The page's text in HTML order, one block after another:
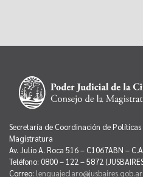
Secretaría de Coordinación de
Magistratura
Av. Julio A. Roca 516 – C1067ABN –
Teléfono: 0800 – 122 – 5872
Correo: lenguajeclaro@jusbaires.gob.ar